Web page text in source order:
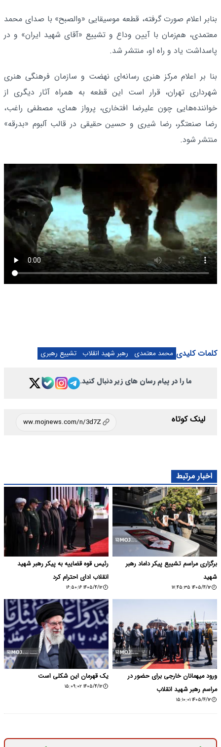
بنابر اعلام صورت گرفته، قطعه موسیقایی «والصبح» با صدای محمد
معتمدی، هم‌زمان با آیین وداع و تشییع «آقای شهید ایران» و در
پاسداشت یاد و راه او، منتشر شد.
بنا بر اعلام مرکز هنری رسانه‌ای نهضت و سازمان فرهنگی هنری
شهرداری تهران، قرار است این قطعه به همراه آثار دیگری از
خواننده‌هایی چون علیرضا افتخاری، پرواز همای، مصطفی راغب،
رضا صنعتگر، رضا شیری و حسین حقیقی در قالب آلبوم «بدرقه»
منتشر شود.
کلمات کلیدی محمد معتمدی رهبر شهید انقلاب تشییع رهبری
ما را در پیام رسان های زیر دنبال کنید.
لینک کوتاه
اخبار مرتبط
برگزاری مراسم تشییع پیکر داماد رهبر
شهید
۱۴۰۵/۴/۱۲ ۱۷:۴۵:۳۵
رئیس قوه قضاییه به پیکر رهبر شهید
انقلاب ادای احترام کرد
۱۴۰۵/۴/۱۲ ۱۶:۵۰:۱۶
ورود میهمانان خارجی برای حضور در
مراسم رهبر شهید انقلاب
۱۴۰۵/۴/۱۲ ۱۵:۱۰:۰۱
یک قهرمان این شکلی است
۱۴۰۵/۴/۱۲ ۱۵:۰۹:۰۲